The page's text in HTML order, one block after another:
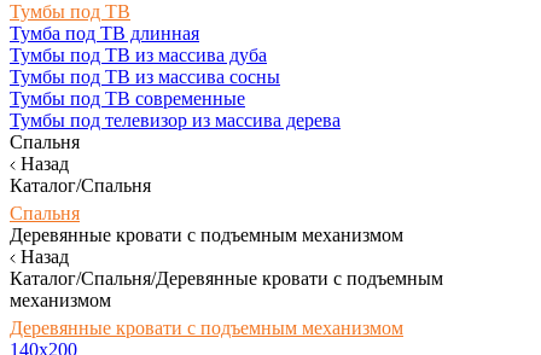
Тумбы под ТВ
Тумба под ТВ длинная
Тумбы под ТВ из массива дуба
Тумбы под ТВ из массива сосны
Тумбы под ТВ современные
Тумбы под телевизор из массива дерева
Спальня
Назад
Каталог/Спальня
Спальня
Деревянные кровати с подъемным механизмом
Назад
Каталог/Спальня/Деревянные кровати с подъемным
механизмом
Деревянные кровати с подъемным механизмом
140x200